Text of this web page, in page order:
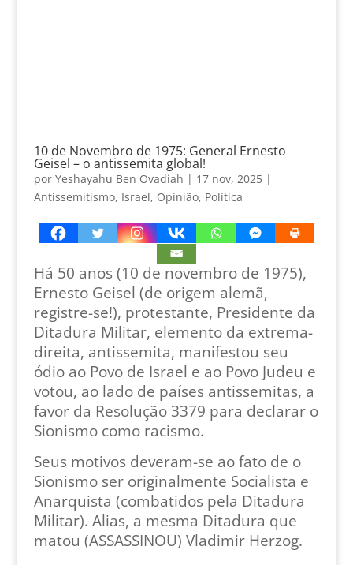
10 de Novembro de 1975: General Ernesto
Geisel – o antissemita global!
por Yeshayahu Ben Ovadiah | 17 nov, 2025|
Antissemitismo, Israel, Opinião, Política
Há 50 anos (10 de novembro de 1975),
Ernesto Geisel (de origem alemã,
registre-se!), protestante, Presidente da
Ditadura Militar, elemento da extrema-
direita, antissemita, manifestou seu
ódio ao Povo de Israel e ao Povo Judeu e
votou, ao lado de países antissemitas, a
favor da Resolução 3379 para declarar o
Sionismo como racismo.
Seus motivos deveram-se ao fato de o
Sionismo ser originalmente Socialista e
Anarquista (combatidos pela Ditadura
Militar). Alias, a mesma Ditadura que
matou (ASSASSINOU) Vladimir Herzog.